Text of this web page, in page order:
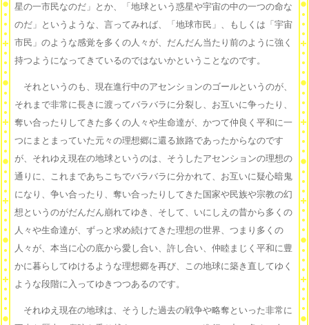
星の一市民なのだ」とか、「地球という惑星や宇宙の中の一つの命な
のだ」というような、言ってみれば、「地球市民」、もしくは「宇宙
市民」のような感覚を多くの人々が、だんだん当たり前のように強く
持つようになってきているのではないかということなのです。
それというのも、現在進行中のアセンションのゴールというのが、
それまで非常に長きに渡ってバラバラに分裂し、お互いに争ったり、
奪い合ったりしてきた多くの人々や生命達が、かつて仲良く平和に一
つにまとまっていた元々の理想郷に還る旅路であったからなのです
が、それゆえ現在の地球というのは、そうしたアセンションの理想の
通りに、これまであちこちでバラバラに分かれて、お互いに疑心暗鬼
になり、争い合ったり、奪い合ったりしてきた国家や民族や宗教の幻
想というのがだんだん崩れてゆき、そして、いにしえの昔から多くの
人々や生命達が、ずっと求め続けてきた理想の世界、つまり多くの
人々が、本当に心の底から愛し合い、許し合い、仲睦まじく平和に豊
かに暮らしてゆけるような理想郷を再び、この地球に築き直してゆく
ような段階に入ってゆきつつあるのです。
それゆえ現在の地球は、そうした過去の戦争や略奪といった非常に